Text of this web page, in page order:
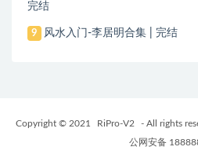
完结
9 风水入门-李居明合集 | 完结
Copyright © 2021 RiPro-V2 - All rights
公网安备